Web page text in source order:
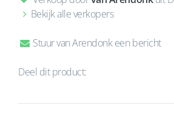
Bekijk alle verkopers
Stuur van Arendonk een bericht
Deel dit product: